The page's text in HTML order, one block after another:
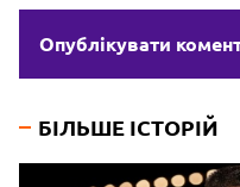
БІЛЬШЕ ІСТОРІЙ